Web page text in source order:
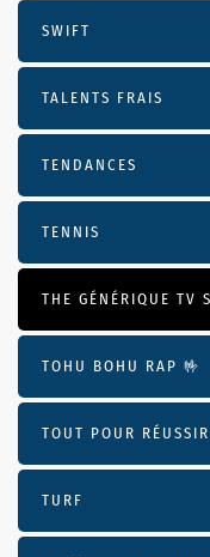
SWIFT
TALENTS FRAIS
TENDANCES
TENNIS
THE GÉNÉRIQUE TV
TOHU BOHU RAP 🤟
TOUT POUR RÉUSSIR
TURF